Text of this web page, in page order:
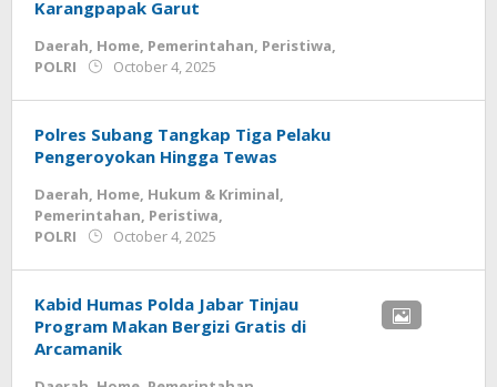
Karangpapak Garut
Daerah, Home, Pemerintahan, Peristiwa,
POLRI
October 4, 2025
Polres Subang Tangkap Tiga Pelaku
Pengeroyokan Hingga Tewas
Daerah, Home, Hukum & Kriminal,
Pemerintahan, Peristiwa,
POLRI
October 4, 2025
Kabid Humas Polda Jabar Tinjau
Program Makan Bergizi Gratis di
Arcamanik